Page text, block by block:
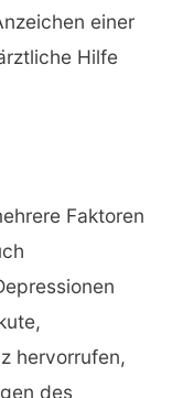
einer
Hilfe
Faktoren
hervorrufen,
des